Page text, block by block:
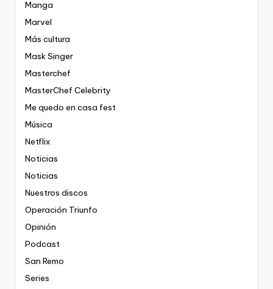
Manga
Marvel
Más cultura
Mask Singer
Masterchef
MasterChef Celebrity
Me quedo en casa fest
Música
Netflix
Noticias
Noticias
Nuestros discos
Operación Triunfo
Opinión
Podcast
San Remo
Series